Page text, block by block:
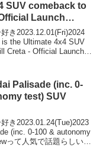
SUV comeback to
Launch
き2023.12.01(Fri)2024
is the Ultimate 4x4 SUV
Creta - Official Launch
Palisade (inc. 0-
test) SUV
き2023.01.24(Tue)2023
(inc. 0-100 & autonomy
って人気で話題らしい